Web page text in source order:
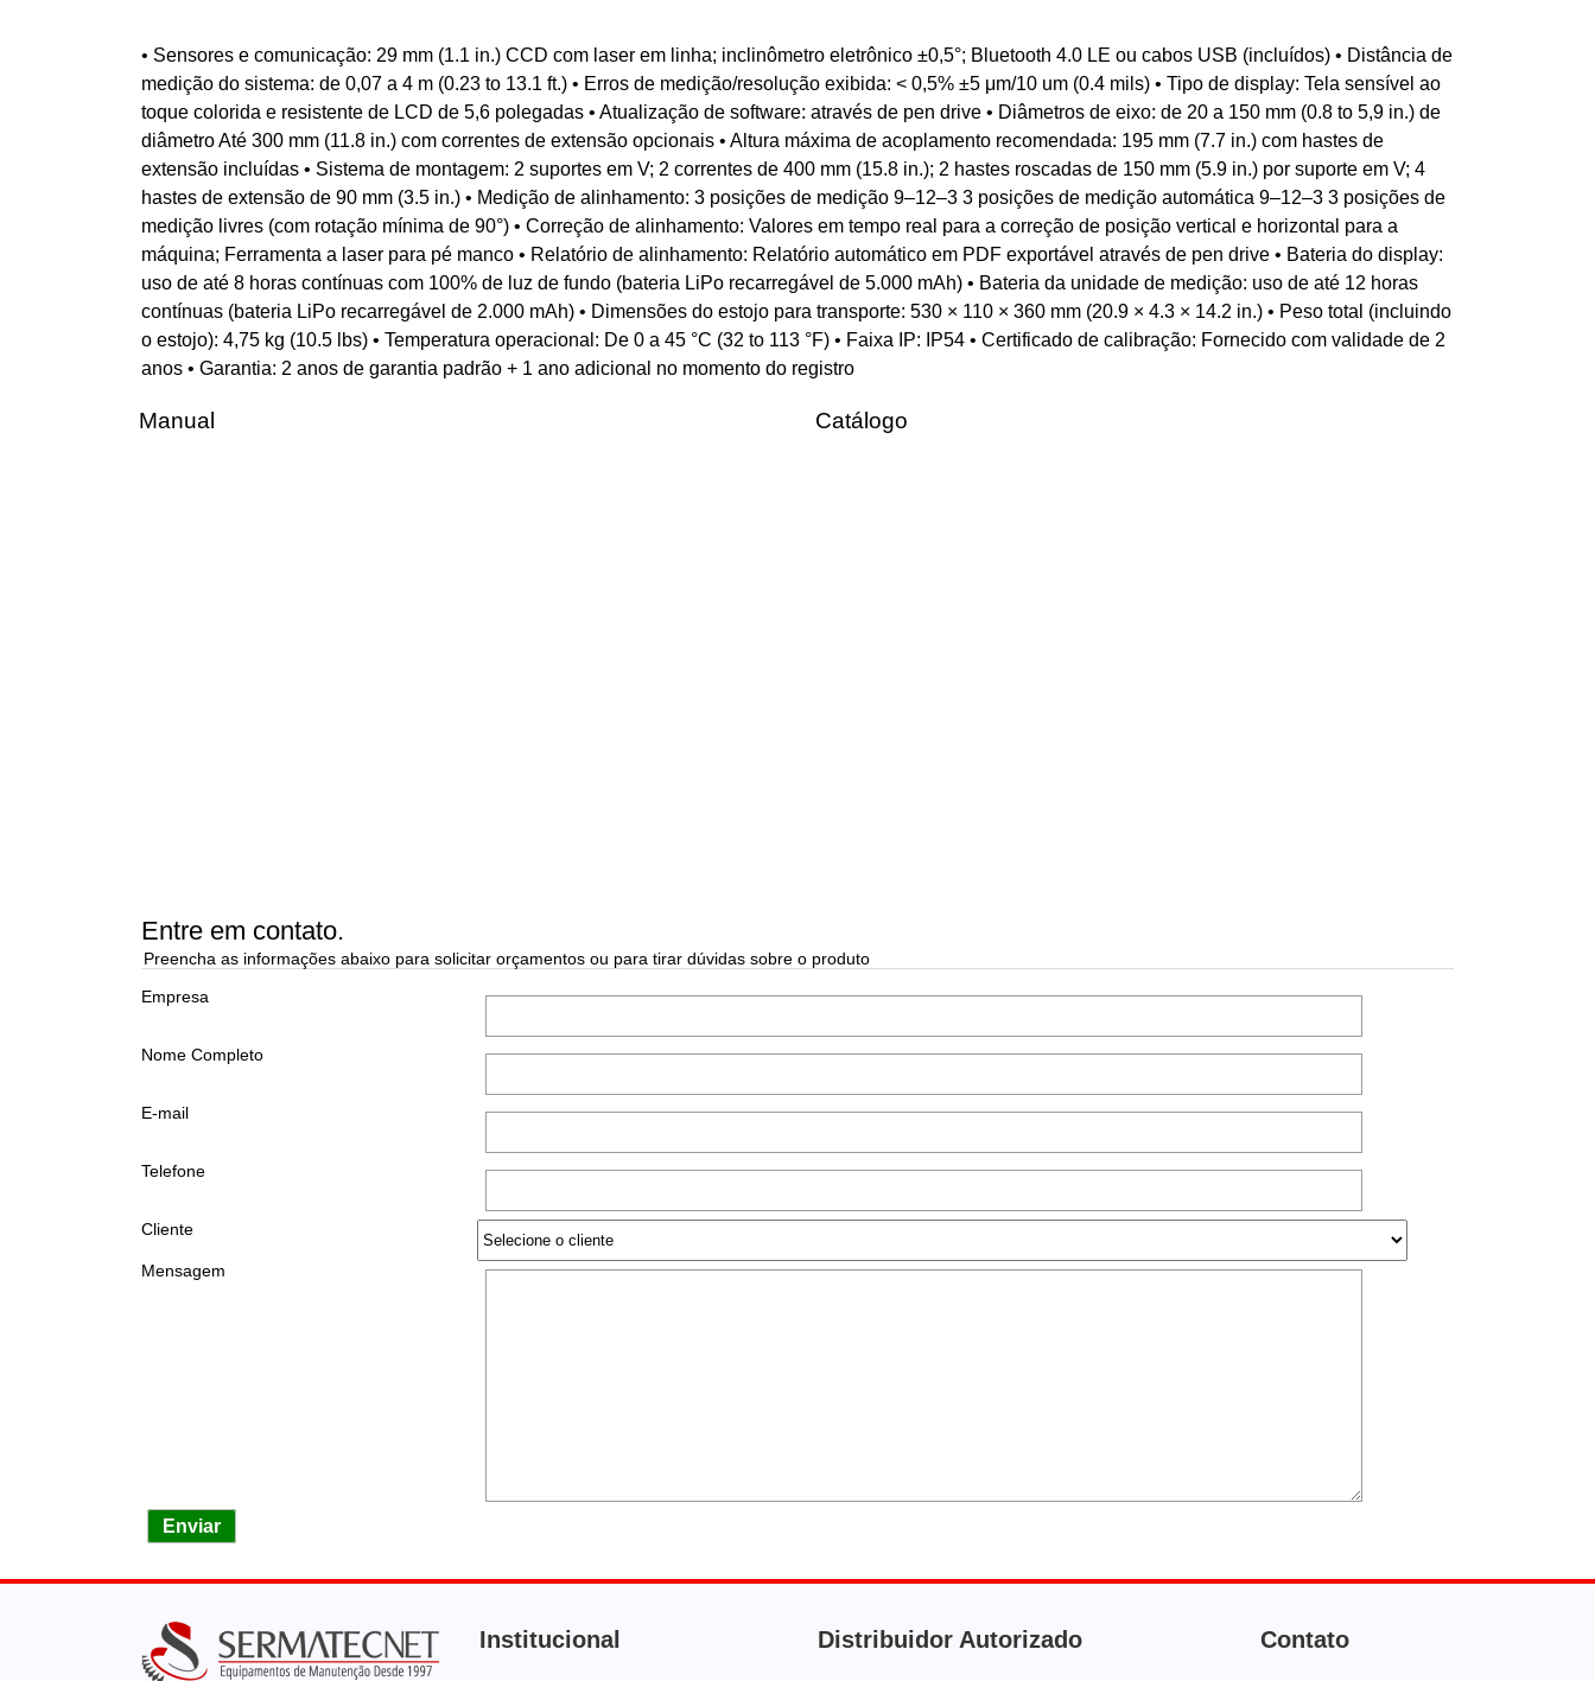
• Sensores e comunicação: 29 mm (1.1 in.) CCD com laser em linha; inclinômetro eletrônico ±0,5°; Bluetooth 4.0 LE ou cabos USB (incluídos) • Distância de
medição do sistema: de 0,07 a 4 m (0.23 to 13.1 ft.) • Erros de medição/resolução exibida: < 0,5% ±5 μm/10 um (0.4 mils) • Tipo de display: Tela sensível ao
toque colorida e resistente de LCD de 5,6 polegadas • Atualização de software: através de pen drive • Diâmetros de eixo: de 20 a 150 mm (0.8 to 5,9 in.) de
diâmetro Até 300 mm (11.8 in.) com correntes de extensão opcionais • Altura máxima de acoplamento recomendada: 195 mm (7.7 in.) com hastes de
extensão incluídas • Sistema de montagem: 2 suportes em V; 2 correntes de 400 mm (15.8 in.); 2 hastes roscadas de 150 mm (5.9 in.) por suporte em V; 4
hastes de extensão de 90 mm (3.5 in.) • Medição de alinhamento: 3 posições de medição 9–12–3 3 posições de medição automática 9–12–3 3 posições de
medição livres (com rotação mínima de 90°) • Correção de alinhamento: Valores em tempo real para a correção de posição vertical e horizontal para a
máquina; Ferramenta a laser para pé manco • Relatório de alinhamento: Relatório automático em PDF exportável através de pen drive • Bateria do display:
uso de até 8 horas contínuas com 100% de luz de fundo (bateria LiPo recarregável de 5.000 mAh) • Bateria da unidade de medição: uso de até 12 horas
contínuas (bateria LiPo recarregável de 2.000 mAh) • Dimensões do estojo para transporte: 530 × 110 × 360 mm (20.9 × 4.3 × 14.2 in.) • Peso total (incluindo
o estojo): 4,75 kg (10.5 lbs) • Temperatura operacional: De 0 a 45 °C (32 to 113 °F) • Faixa IP: IP54 • Certificado de calibração: Fornecido com validade de 2
anos • Garantia: 2 anos de garantia padrão + 1 ano adicional no momento do registro
Manual Catálogo
Entre em contato.
Preencha as informações abaixo para solicitar orçamentos ou para tirar dúvidas sobre o produto
Empresa
Nome Completo
E-mail
Telefone
Cliente
Mensagem
Enviar
Institucional Distribuidor Autorizado Contato